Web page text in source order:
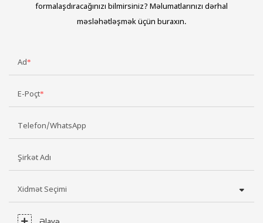
formalaşdıracağınızı bilmirsiniz? Məlumatlarınızı dərhal
məsləhətləşmək üçün buraxın.
Ad
E-Poçt
Telefon/WhatsApp
Şirkət Adı
Xidmət Seçimi